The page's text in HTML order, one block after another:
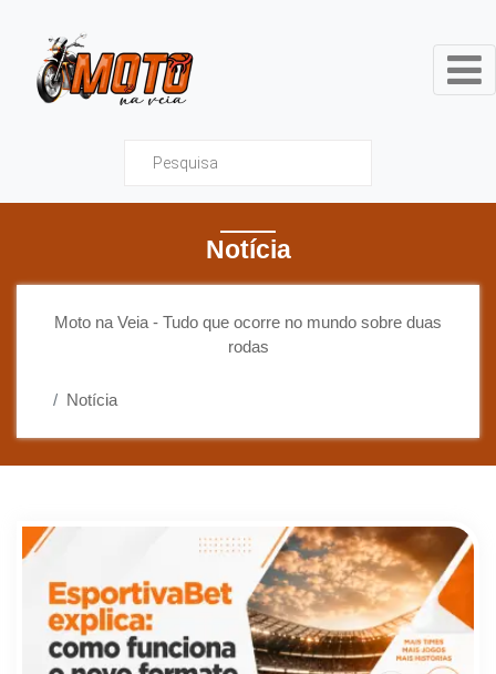
Moto na Veia - Tudo que
Notícia
Moto na Veia - Tudo que ocorre no mundo sobre duas
rodas
Notícia